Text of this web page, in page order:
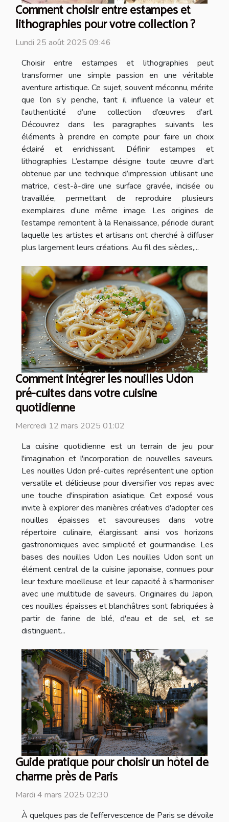
Comment choisir entre estampes et
lithographies pour votre collection ?
Lundi 25 août 2025 09:46
Choisir entre estampes et lithographies peut
transformer une simple passion en une véritable
aventure artistique. Ce sujet, souvent méconnu, mérite
que l’on s’y penche, tant il influence la valeur et
l’authenticité d’une collection d’œuvres d’art.
Découvrez dans les paragraphes suivants les
éléments à prendre en compte pour faire un choix
éclairé et enrichissant. Définir estampes et
lithographies L’estampe désigne toute œuvre d’art
obtenue par une technique d’impression utilisant une
matrice, c’est-à-dire une surface gravée, incisée ou
travaillée, permettant de reproduire plusieurs
exemplaires d’une même image. Les origines de
l’estampe remontent à la Renaissance, période durant
laquelle les artistes et artisans ont cherché à diffuser
plus largement leurs créations. Au fil des siècles,...
Comment intégrer les nouilles Udon
pré-cuites dans votre cuisine
quotidienne
Mercredi 12 mars 2025 01:02
La cuisine quotidienne est un terrain de jeu pour
l'imagination et l'incorporation de nouvelles saveurs.
Les nouilles Udon pré-cuites représentent une option
versatile et délicieuse pour diversifier vos repas avec
une touche d'inspiration asiatique. Cet exposé vous
invite à explorer des manières créatives d'adopter ces
nouilles épaisses et savoureuses dans votre
répertoire culinaire, élargissant ainsi vos horizons
gastronomiques avec simplicité et gourmandise. Les
bases des nouilles Udon Les nouilles Udon sont un
élément central de la cuisine japonaise, connues pour
leur texture moelleuse et leur capacité à s'harmoniser
avec une multitude de saveurs. Originaires du Japon,
ces nouilles épaisses et blanchâtres sont fabriquées à
partir de farine de blé, d'eau et de sel, et se
distinguent...
Guide pratique pour choisir un hôtel de
charme près de Paris
Mardi 4 mars 2025 02:30
À quelques pas de l'effervescence de Paris se dévoile